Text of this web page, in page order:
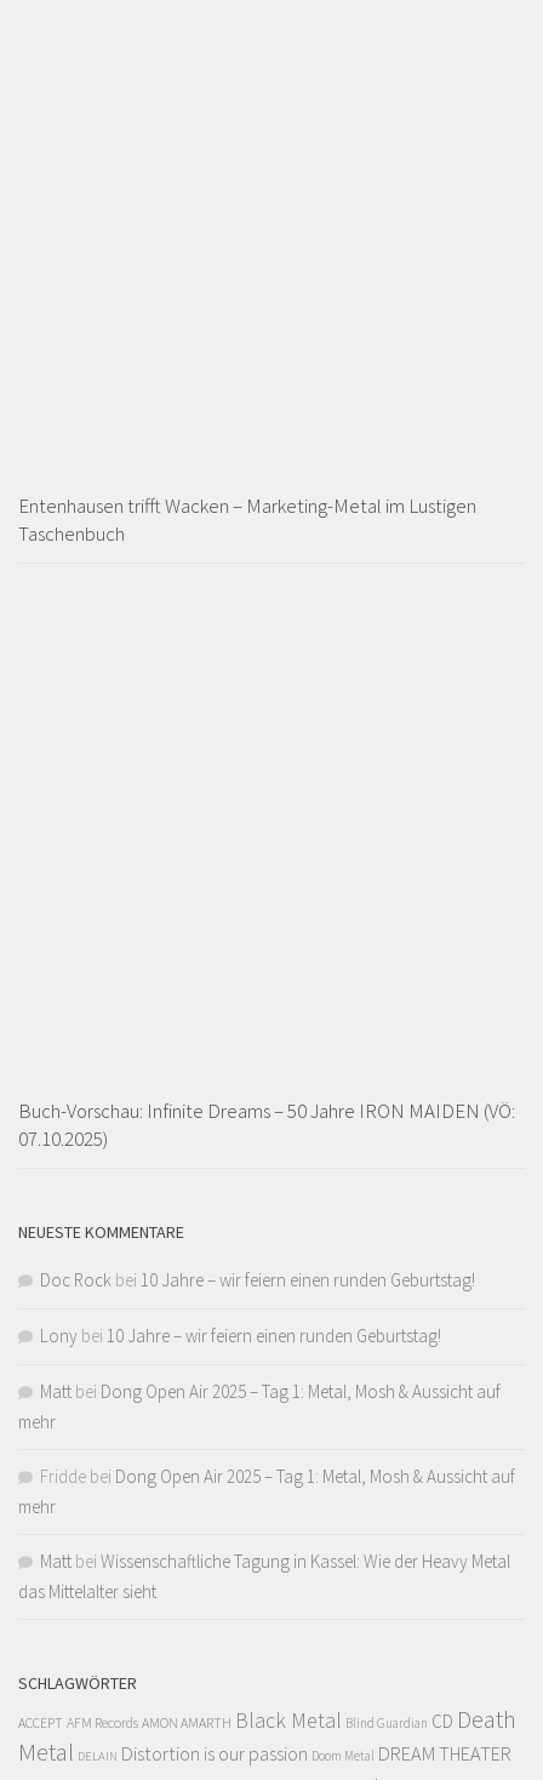
Entenhausen trifft Wacken – Marketing-Metal im Lustigen
Taschenbuch
Buch-Vorschau: Infinite Dreams – 50 Jahre IRON MAIDEN (VÖ:
07.10.2025)
NEUESTE KOMMENTARE
Doc Rock bei 10 Jahre – wir feiern einen runden Geburtstag!
Lony bei 10 Jahre – wir feiern einen runden Geburtstag!
Matt bei Dong Open Air 2025 – Tag 1: Metal, Mosh & Aussicht auf
mehr
Fridde bei Dong Open Air 2025 – Tag 1: Metal, Mosh & Aussicht auf
mehr
Matt bei Wissenschaftliche Tagung in Kassel: Wie der Heavy Metal
das Mittelalter sieht
SCHLAGWÖRTER
ACCEPT AFM Records AMON AMARTH Black Metal Blind Guardian CD Death
Metal DELAIN Distortion is our passion Doom Metal DREAM THEATER